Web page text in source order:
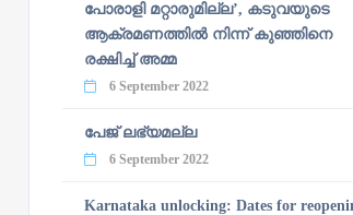
പോരാളി മറ്റാരുമില്ല’, കടുവയുടെ
ആക്രമണത്തില്‍ നിന്ന് കുഞ്ഞിനെ
രക്ഷിച്ച് അമ്മ
6 September 2022
പേജ് ലഭ്യമല്ല
6 September 2022
Karnataka unlocking: Dates for